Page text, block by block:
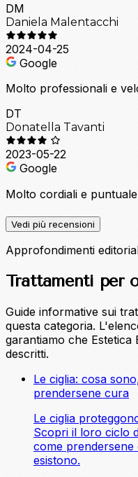
DM
Daniela Malentacchi
2024-04-25
Google
Molto professionali e
DT
Donatella Tavanti
2023-05-22
Google
Molto cordiali e
Vedi più recensioni
Approfondimenti
Trattamenti per
Guide informative sui
questa categoria.
garantiamo che Estetica
descritti.
Le ciglia: cosa
prendersene cura
Le ciglia
Scopri il loro ciclo
come prendersene
esistono.